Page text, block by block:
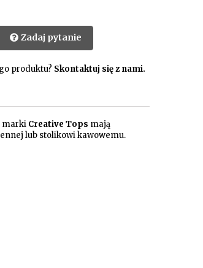
Zadaj pytanie
produktu? Skontaktuj się z nami.
marki Creative Tops mają
lub stolikowi kawowemu.